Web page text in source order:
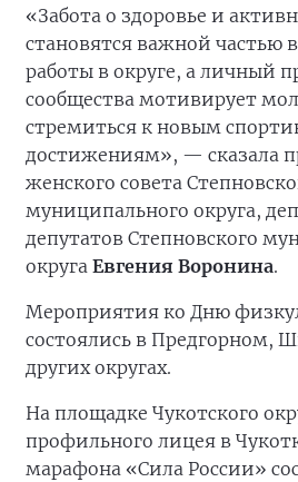
«Забота о здоровье и
становятся важной частью
работы в округе, а личный
сообщества мотивирует
стремиться к новым
достижениям», — сказала
женского совета
муниципального округа,
депутатов Степновского
округа Евгения Воронина.
Мероприятия ко Дню
состоялись в Предгорном,
других округах.
На площадке Чукотского
профильного лицея в
марафона «Сила России»